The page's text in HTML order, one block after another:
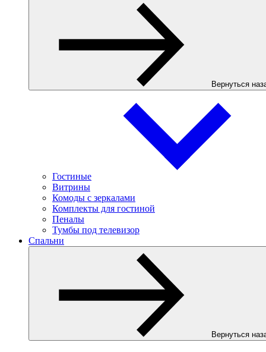
Вернуться
Гостиные
Витрины
Комоды с зеркалами
Комплекты для гостиной
Пеналы
Тумбы под телевизор
Спальни
Вернуться